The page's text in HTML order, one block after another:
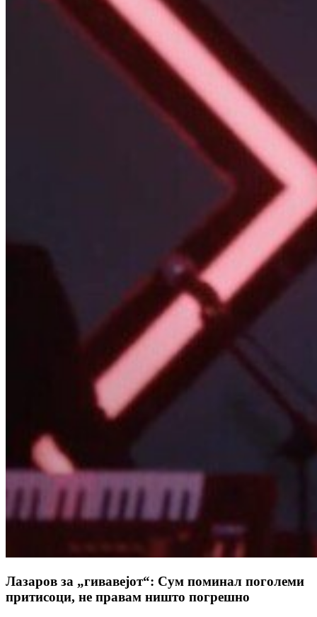
Лазаров за „гивавејот“: Сум поминал поголеми
притисоци, не правам ништо погрешно